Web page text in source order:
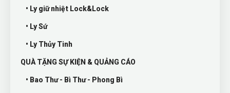
• Ly giữ nhiệt Lock&Lock
• Ly Sứ
• Ly Thủy Tinh
QUÀ TẶNG SỰ KIỆN & QUẢNG CÁO
• Bao Thư - Bì Thư - Phong Bì